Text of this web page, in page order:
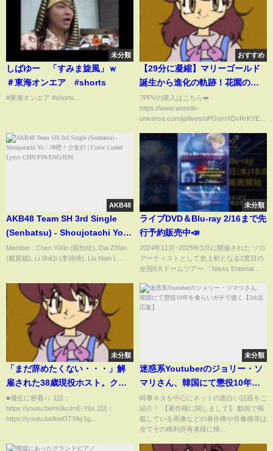
未分類
しばゆー 「すみま旋風」ｗ
＃東海オンエア #shorts
#東海オンエア #shorts...
おすすめ
【29分に凝縮】マリーゴールド
誕生から進化の軌跡！花園の闘
いは黄金の新春を迎える | ?1.3
大田区総合体育館大会レッスル
ユニバースPPV好評発売中！
?PPVの購入はこちら➡️
https://www.wrestle-
universe.com/ja/lives/oPGurnXDvRrKYE...
AKB48
AKB48 Team SH 3rd Single
(Senbatsu) - Shoujotachi Yo /
冲吧！少女们 | Color Coded
Lyrics CHN/PIN/ENG/IDN
Member : Chen YiXin (陈怡欣), Dai ZiYan
(戴紫嫣), Li ShiQi (李诗绮), Liu Nian (...
未分類
ライブDVD＆Blu-ray 2/16まで先
行予約販売中📣
2024年11月~2025年3月に開催された ソロ
アーティストとして史上初となる2度目の
全国6大ドームツアー 「Nissy Entertai...
未分類
「まだ辞めたくない・・・」解
雇された38歳現役ホスト。クビ
返上をかけて臨むイベント日に
密着【ALL BLACK】【AIR
GROUP】
■優生に密着↓↓ 1話：
https://youtu.be/m3kclmE-Y6s 2話：
https://youtu.be/kwOTYAy1g...
未分類
迷惑系Youtuberのジョリー・ソ
マリさん、韓国にて懲役10年を
食らいガチで逝く【2ch反応集】
時事ネタを中心にネットの面白い話題をご
紹介！ 【著作権に関しまして】 動画で掲
載している画像などの著作権や肖像権等は
全てその権利所有者様に帰...